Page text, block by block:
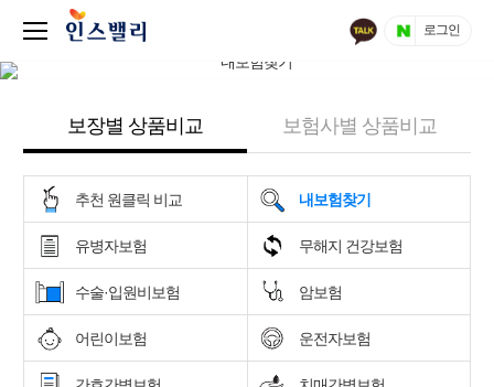
로그인
보장별 상품비교 보험사별 상품비교
추천 원클릭 비교 내보험찾기
유병자보험 무해지 건강보험
수술·입원비보험 암보험
어린이보험 운전자보험